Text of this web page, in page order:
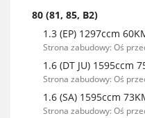
80 (81, 85, B2)
1.3 (EP) 1297ccm
Strona zabudowy: Oś
1.6 (DT JU) 1595ccm
Strona zabudowy: Oś
1.6 (SA) 1595ccm
Strona zabudowy: Oś